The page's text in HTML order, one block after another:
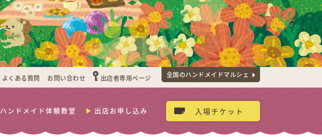
よくある質問 お問い合わせ 出店者専用ページ 全国のハンドメイドマルシェ
ハンドメイド体験教室 出店お申し込み 入場チケット